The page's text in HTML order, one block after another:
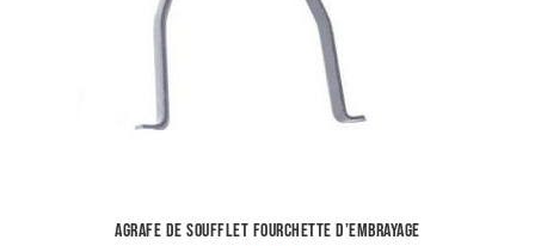
Agrafe de soufflet fourchette d’embrayage